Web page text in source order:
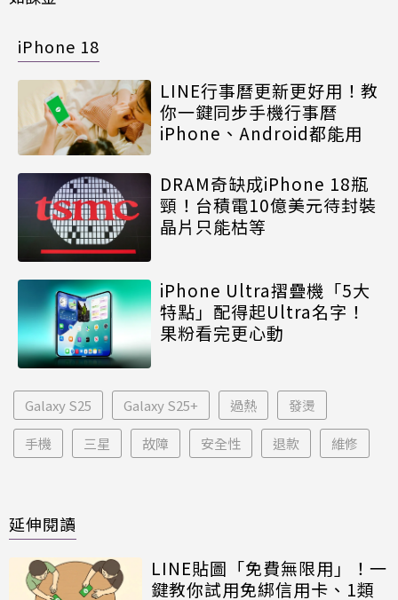
iPhone 18
LINE行事曆更新更好用！教
你一鍵同步手機行事曆
iPhone、Android都能用
DRAM奇缺成iPhone 18瓶
頸！台積電10億美元待封裝
晶片只能枯等
iPhone Ultra摺疊機「5大
特點」配得起Ultra名字！
果粉看完更心動
Galaxy S25 Galaxy S25+ 過熱 發燙
手機 三星 故障 安全性 退款 維修
延伸閱讀
LINE貼圖「免費無限用」！一
鍵教你試用免綁信用卡、1類